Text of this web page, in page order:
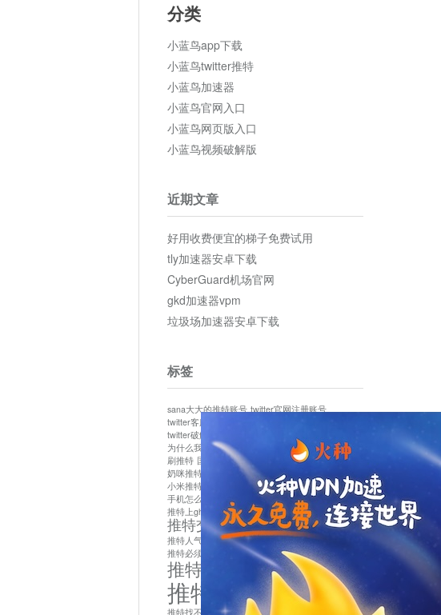
分类
小蓝鸟app下载
小蓝鸟twitter推特
小蓝鸟加速器
小蓝鸟官网入口
小蓝鸟网页版入口
小蓝鸟视频破解版
近期文章
好用收费便宜的梯子免费试用
tly加速器安卓下载
CyberGuard机场官网
gkd加速器vpm
垃圾场加速器安卓下载
标签
sana大大的推特账号 twitter官网注册账号
twitter客服
twitter破解版下载
为什么我推特无法保存设置
作者sana推特是什么
刷推特 国内为什么不能用twitter 国内能用twitter吗
奶咪推特
如何找回推特密码
小米推特闪退是怎么回事 怎么看推特上的视频
手机怎么注册推特账号
推特devil
推特上ghs的女博主
推特交友软件app下载
推特人气萌货小蔡头喵喵喵 推特实名制
推特必须用外网吗
推特怎么取消关联手机号
推特怎么看敏感内容苹果
推特找不到账号 推特注册必须要手机号